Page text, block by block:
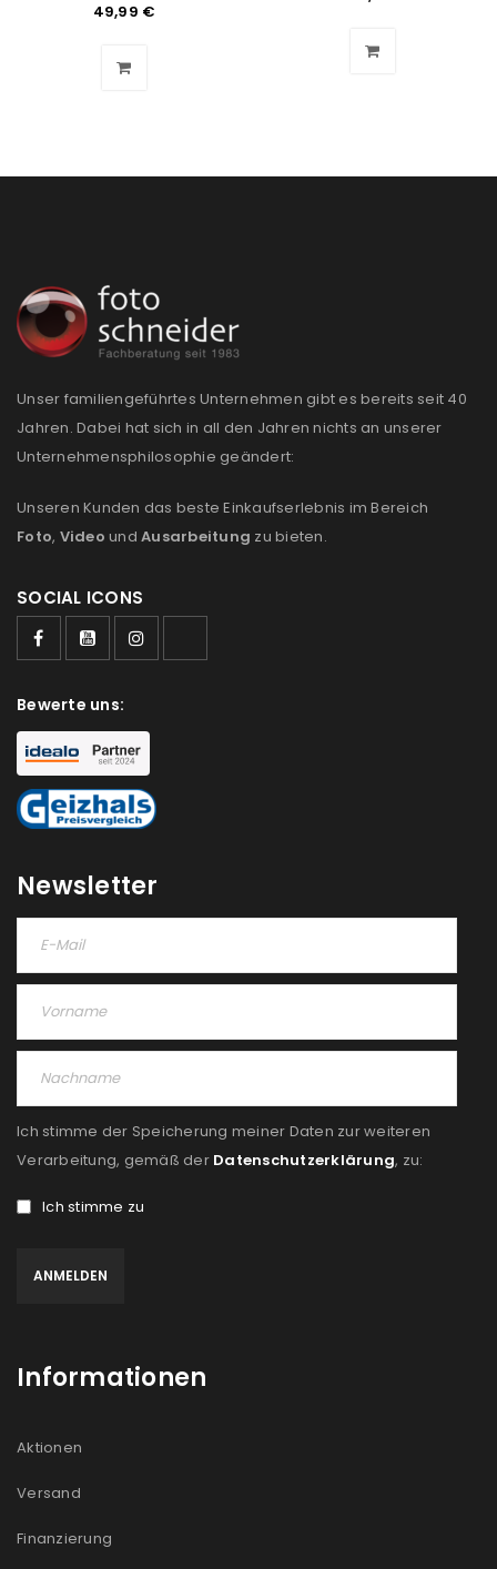
Benutzername oder E-Mail-Adresse
PASSWORT VERGESSEN?
REGISTRIEREN
E-Mail-Adresse*
deine E-Mail-Adresse gesendet.
NEWSLETTER ABONNIEREN
Ich stimme zu
Ja, ich möchte ein Kundenkonto eröffnen und
REGISTRIEREN
49,99 €
Unser familiengeführtes Unternehmen gibt es bereits seit 40
Jahren. Dabei hat sich in all den Jahren nichts an unserer
Unternehmensphilosophie geändert:
Unseren Kunden das beste Einkaufserlebnis im Bereich
Foto, Video und Ausarbeitung zu bieten.
SOCIAL ICONS
Bewerte uns:
Newsletter
Ich stimme der Speicherung meiner Daten zur weiteren
Verarbeitung, gemäß der Datenschutzerklärung, zu:
Ich stimme zu
Informationen
Aktionen
Versand
Finanzierung